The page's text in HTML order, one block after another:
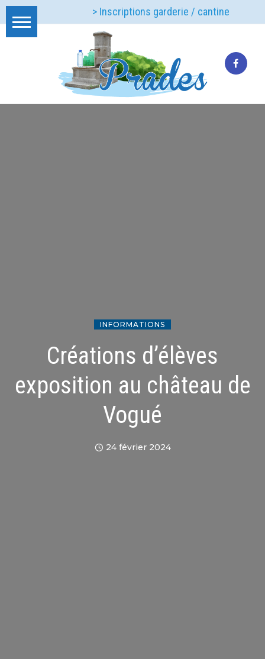
> Inscriptions garderie / cantine
INFORMATIONS
Créations d’élèves
exposition au château de
Vogué
24 février 2024